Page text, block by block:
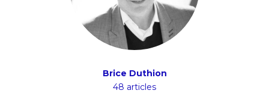
Brice Duthion
48 articles